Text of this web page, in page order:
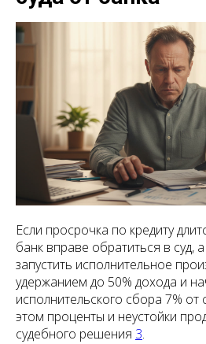
Если просрочка по кредиту
банк вправе обратиться в
запустить исполнительное
удержанием до 50% дохода и
исполнительского сбора 7% от
этом проценты и неустойки
судебного решения 3.